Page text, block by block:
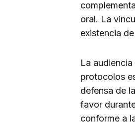
oral. La
existencia
La
protocolos
defensa de
favor
conforme a